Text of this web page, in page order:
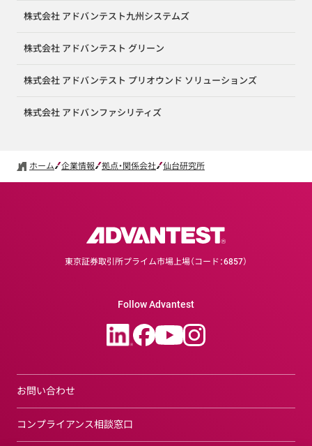
株式会社 アドバンテスト九州システムズ
株式会社 アドバンテスト グリーン
株式会社 アドバンテスト プリオウンド ソリューションズ
株式会社 アドバンファシリティズ
ホーム 企業情報 拠点・関係会社 仙台研究所
東京証券取引所プライム市場上場（コード：6857）
Follow Advantest
お問い合わせ
コンプライアンス相談窓口